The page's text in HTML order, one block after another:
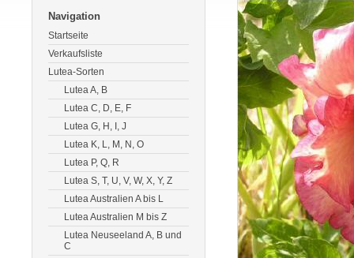
Navigation
Startseite
Verkaufsliste
Lutea-Sorten
Lutea A, B
Lutea C, D, E, F
Lutea G, H, I, J
Lutea K, L, M, N, O
Lutea P, Q, R
Lutea S, T, U, V, W, X, Y, Z
Lutea Australien A bis L
Lutea Australien M bis Z
Lutea Neuseeland A, B und
C